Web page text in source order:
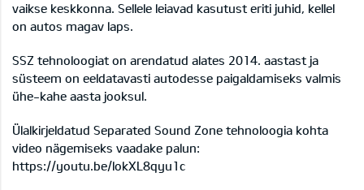
vaikse keskkonna. Sellele leiavad kasutust eriti juhid, kellel
on autos magav laps.
SSZ tehnoloogiat on arendatud alates 2014. aastast ja
süsteem on eeldatavasti autodesse paigaldamiseks valmis
ühe-kahe aasta jooksul.
Ülalkirjeldatud Separated Sound Zone tehnoloogia kohta
video nägemiseks vaadake palun:
https://youtu.be/lokXL8qyu1c